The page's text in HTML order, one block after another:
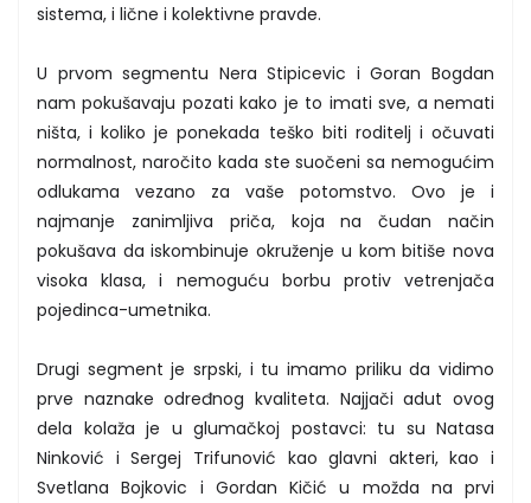
sistema, i lične i kolektivne pravde.
U prvom segmentu Nera Stipicevic i Goran Bogdan
nam pokušavaju pozati kako je to imati sve, a nemati
ništa, i koliko je ponekada teško biti roditelj i očuvati
normalnost, naročito kada ste suočeni sa nemogućim
odlukama vezano za vaše potomstvo. Ovo je i
najmanje zanimljiva priča, koja na čudan način
pokušava da iskombinuje okruženje u kom bitiše nova
visoka klasa, i nemoguću borbu protiv vetrenjača
pojedinca-umetnika.
Drugi segment je srpski, i tu imamo priliku da vidimo
prve naznake određnog kvaliteta. Najjači adut ovog
dela kolaža je u glumačkoj postavci: tu su Natasa
Ninković i Sergej Trifunović kao glavni akteri, kao i
Svetlana Bojkovic i Gordan Kičić u možda na prvi